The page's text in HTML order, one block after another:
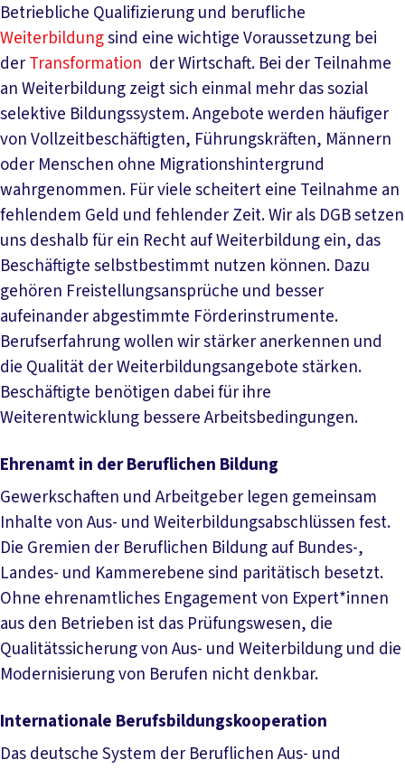
Betriebliche Qualifizierung und berufliche
Weiterbildungsind eine wichtige Voraussetzung bei
derTransformation der Wirtschaft. Bei der Teilnahme
an Weiterbildung zeigt sich einmal mehr das sozial
selektive Bildungssystem. Angebote werden häufiger
von Vollzeitbeschäftigten, Führungskräften, Männern
oder Menschen ohne Migrationshintergrund
wahrgenommen. Für viele scheitert eine Teilnahme an
fehlendem Geld und fehlender Zeit. Wir als DGB setzen
uns deshalb für ein Recht auf Weiterbildung ein, das
Beschäftigte selbstbestimmt nutzen können. Dazu
gehören Freistellungsansprüche und besser
aufeinander abgestimmte Förderinstrumente.
Berufserfahrung wollen wir stärker anerkennen und
die Qualität der Weiterbildungsangebote stärken.
Beschäftigte benötigen dabei für ihre
Weiterentwicklung bessere Arbeitsbedingungen.
Ehrenamt in der Beruflichen Bildung
Gewerkschaften und Arbeitgeber legen gemeinsam
Inhalte von Aus- und Weiterbildungsabschlüssen fest.
Die Gremien der Beruflichen Bildung auf Bundes-,
Landes- und Kammerebene sind paritätisch besetzt.
Ohne ehrenamtliches Engagement von Expert*innen
aus den Betrieben ist das Prüfungswesen, die
Qualitätssicherung von Aus- und Weiterbildung und die
Modernisierung von Berufen nicht denkbar.
Internationale Berufsbildungskooperation
Das deutsche System der Beruflichen Aus- und